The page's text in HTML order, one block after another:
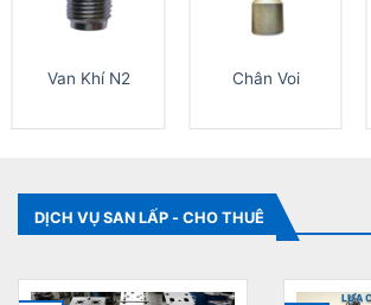
Van Khí N2 Chân Voi
DỊCH VỤ SAN LẤP - CHO THUÊ